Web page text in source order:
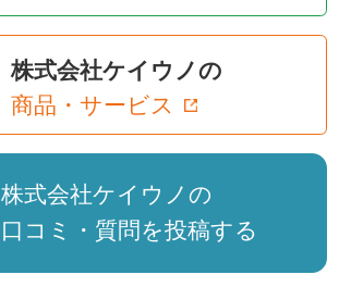
株式会社ケイウノの
商品・サービス
株式会社ケイウノの
口コミ・質問を投稿する